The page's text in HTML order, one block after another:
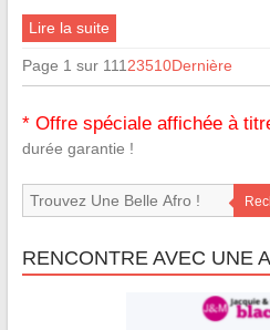
Lire la suite
Page 1 sur 111 23510Dernière
* Offre spéciale affichée à
durée garantie !
RENCONTRE AVEC UNE